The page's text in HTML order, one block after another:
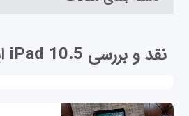
نقد و بررسی iPad 10.5 اپل